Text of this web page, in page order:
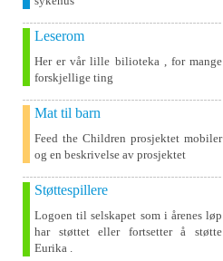
Leserom
Her er vår lille bilioteka , for mange
forskjellige ting
Mat til barn
Feed the Children prosjektet mobiler
og en beskrivelse av prosjektet
Støttespillere
Logoen til selskapet som i årenes løp
har støttet eller fortsetter å støtte
Eurika .